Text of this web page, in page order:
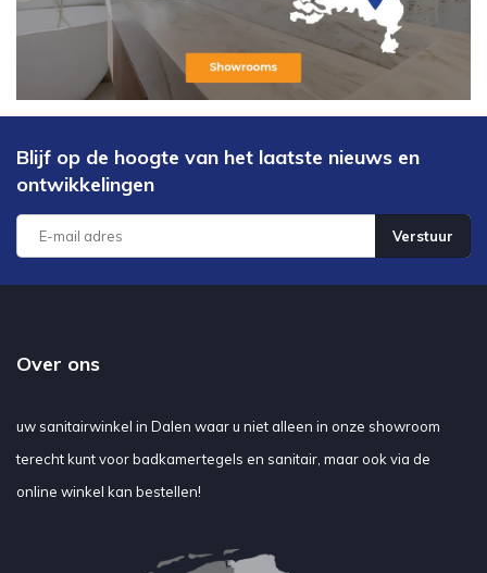
Blijf op de hoogte van het laatste nieuws en
ontwikkelingen
Verstuur
Over ons
uw sanitairwinkel in Dalen waar u niet alleen in onze showroom
terecht kunt voor badkamertegels en sanitair, maar ook via de
online winkel kan bestellen!